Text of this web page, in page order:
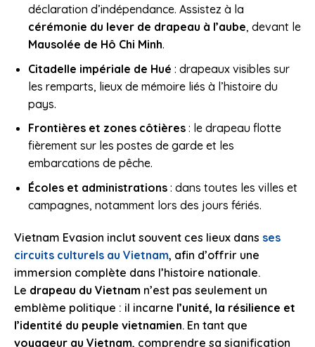
déclaration d’indépendance. Assistez à la
cérémonie du lever de drapeau à l’aube, devant le
Mausolée de Hô Chi Minh.
Citadelle impériale de Hué : drapeaux visibles sur
les remparts, lieux de mémoire liés à l’histoire du
pays.
Frontières et zones côtières : le drapeau flotte
fièrement sur les postes de garde et les
embarcations de pêche.
Écoles et administrations : dans toutes les villes et
campagnes, notamment lors des jours fériés.
Vietnam Evasion inclut souvent ces lieux dans ses
circuits culturels au Vietnam, afin d’offrir une
immersion complète dans l’histoire nationale.
Le drapeau du Vietnam n’est pas seulement un
emblème politique : il incarne l’unité, la résilience et
l’identité du peuple vietnamien. En tant que
voyageur au Vietnam, comprendre sa signification